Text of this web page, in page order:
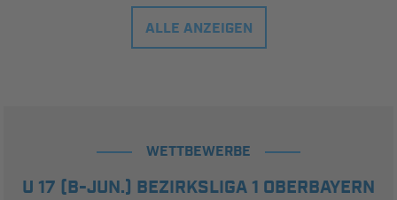
ALLE ANZEIGEN
WETTBEWERBE
U 17 (B-JUN.) BEZIRKSLIGA 1 OBERBAYERN